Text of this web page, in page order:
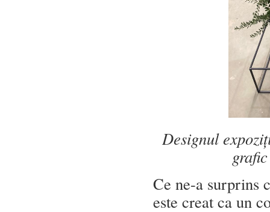
Designul
Ce ne-a surprins
este creat ca un